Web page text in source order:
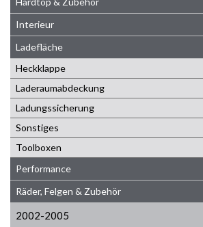
Interieur
Ladefläche
Heckklappe
Laderaumabdeckung
Ladungssicherung
Sonstiges
Toolboxen
Performance
Räder, Felgen & Zubehör
2002-2005